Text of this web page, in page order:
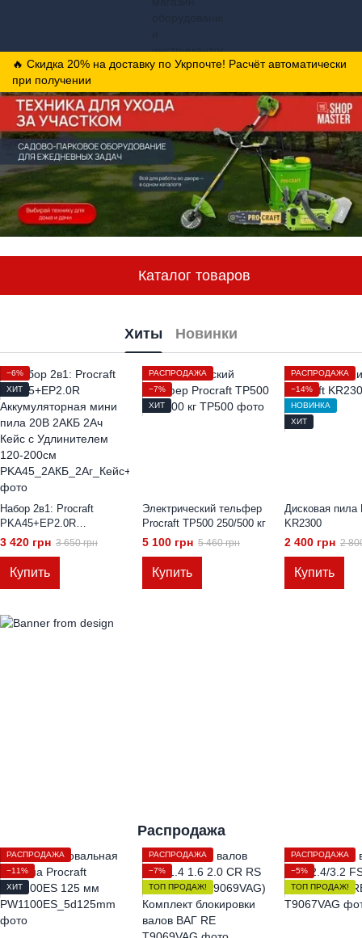
🔥 Скидка 20% на доставку по Укрпочте! Расчёт автоматически
при получении
Каталог товаров
Хиты Новинки
−6%
ХИТ
Набор 2в1: Procraft
PKA45+EP2.0R
Аккумуляторная мини
пила 20В 2АКБ 2Ач Кейс
с Удлинителем 120-200см
3 420 грн 3 650 грн
Купить
РАСПРОДАЖА
−7%
ХИТ
Электрический тельфер
Procraft TP500 250/500 кг
5 100 грн 5 460 грн
Купить
РАСПРОДАЖА
−14%
НОВИНКА
ХИТ
Дисковая пила
KR2300
2 400 грн 2
Купить
Распродажа
РАСПРОДАЖА
−11%
ХИТ
РАСПРОДАЖА
−7%
ТОП ПРОДАЖ!
РАСПРОДАЖА
−5%
ТОП ПРОДАЖ!